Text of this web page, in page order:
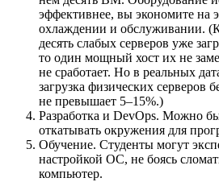
эффективнее, вы экономите на
охлаждении и обслуживании.
десять слабых серверов уже
то один мощный хост их не
не сработает. Но в реальных
загрузка физических серверов
не превышает 5–15%.)
Разработка и DevOps. Можно
откатывать окружения для
Обучение. Студенты могут
настройкой ОС, не боясь
компьютер.